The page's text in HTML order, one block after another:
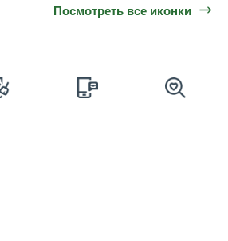
Посмотреть все иконки